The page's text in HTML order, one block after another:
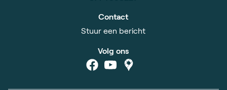
Contact
Stuur een bericht
Volg ons